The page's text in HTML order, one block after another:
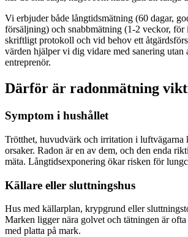
Vi erbjuder både långtidsmätning (60 dagar,
försäljning) och snabbmätning (1-2 veckor,
skriftligt protokoll och vid behov ett
värden hjälper vi dig vidare med sanering utan
entreprenör.
Därför är radonmätning
Symptom i hushållet
Trötthet, huvudvärk och irritation i luftvägarna
orsaker. Radon är en av dem, och den enda
mäta. Långtidsexponering ökar risken för
Källare eller sluttningshus
Hus med källarplan, krypgrund eller
Marken ligger nära golvet och tätningen är ofta
med platta på mark.